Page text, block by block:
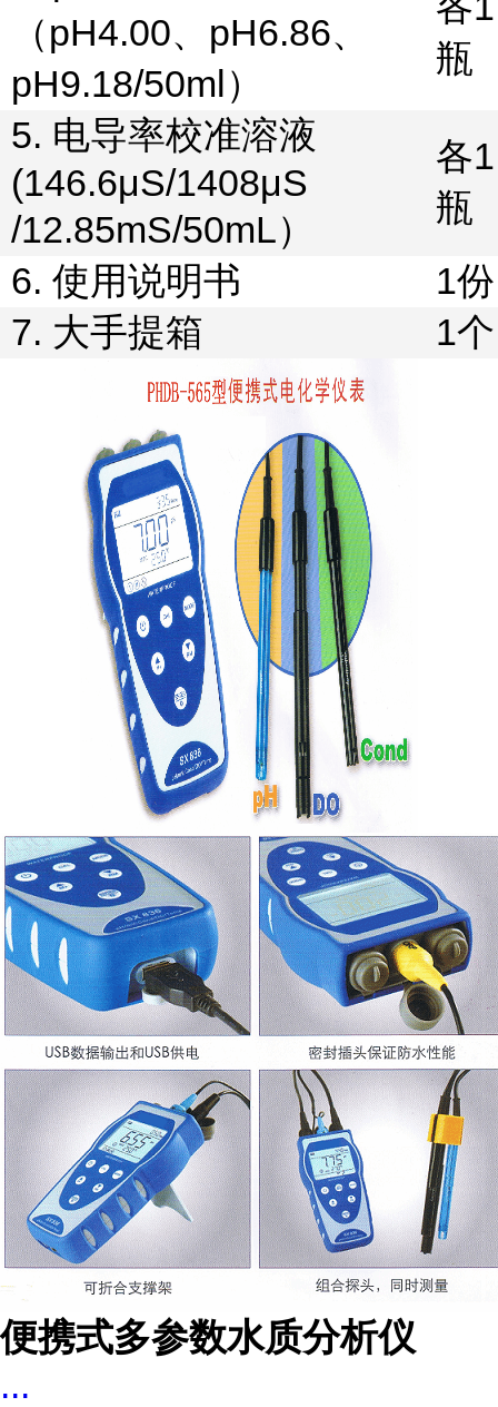
（pH4.00、 pH6.86、
pH9.18/50ml）
瓶
5. 电导率校准溶液
(146.6μS/1408μS
/12.85mS/50mL）
各1
瓶
6. 使用说明书 1份
7. 大手提箱 1个
便携式多参数水质分析仪
...